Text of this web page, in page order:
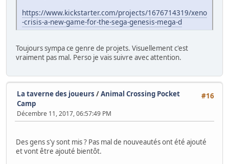
https://www.kickstarter.com/projects/1676714319/xeno
-crisis-a-new-game-for-the-sega-genesis-mega-d
Toujours sympa ce genre de projets. Visuellement c'est
vraiment pas mal. Perso je vais suivre avec attention.
#16
La taverne des joueurs /Animal Crossing Pocket
Camp
Décembre 11, 2017, 06:57:49 PM
Des gens s'y sont mis ? Pas mal de nouveautés ont été ajouté
et vont être ajouté bientôt.